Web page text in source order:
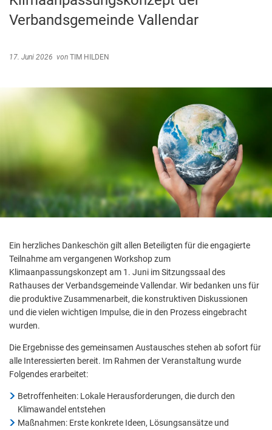
Abfallentsorgung
Kindergarten Weitersburg
Verbandsgemeinde Vallendar
17. Juni 2026 von TIM HILDEN
Ein herzliches Dankeschön gilt allen Beteiligten für die engagierte
Teilnahme am vergangenen Workshop zum
Klimaanpassungskonzept am 1. Juni im Sitzungssaal des
Rathauses der Verbandsgemeinde Vallendar. Wir bedanken uns für
die produktive Zusammenarbeit, die konstruktiven Diskussionen
und die vielen wichtigen Impulse, die in den Prozess eingebracht
wurden.
Die Ergebnisse des gemeinsamen Austausches stehen ab sofort für
alle Interessierten bereit. Im Rahmen der Veranstaltung wurde
Folgendes erarbeitet:
Betroffenheiten: Lokale Herausforderungen, die durch den
Klimawandel entstehen
Maßnahmen: Erste konkrete Ideen, Lösungsansätze und